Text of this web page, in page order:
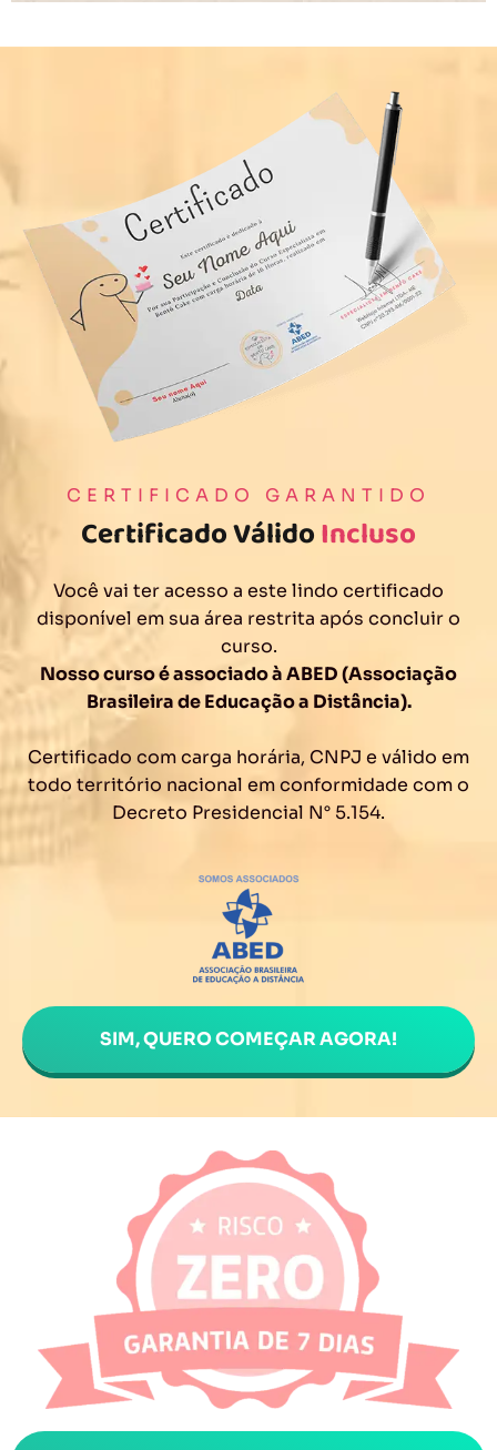
CERTIFICADO GARANTIDO
Certificado VálidoIncluso
Você vai ter acesso a este lindo certificado
disponível em sua área restrita após concluir o
curso.
Nosso curso é associado à ABED (Associação
Brasileira de Educação a Distância).
Certificado com carga horária, CNPJ e válido em
todo território nacional em conformidade com o
Decreto Presidencial N° 5.154.
SIM, QUERO COMEÇAR AGORA!